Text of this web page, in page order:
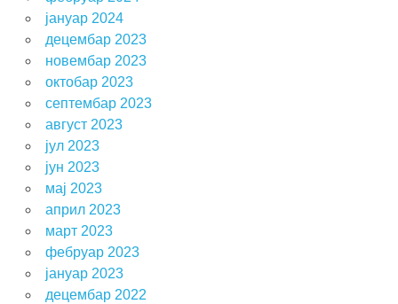
јануар 2024
децембар 2023
новембар 2023
октобар 2023
септембар 2023
август 2023
јул 2023
јун 2023
мај 2023
април 2023
март 2023
фебруар 2023
јануар 2023
децембар 2022